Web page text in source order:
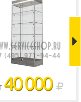
40 000